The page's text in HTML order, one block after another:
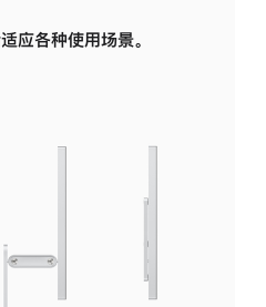
应各种使用场景。